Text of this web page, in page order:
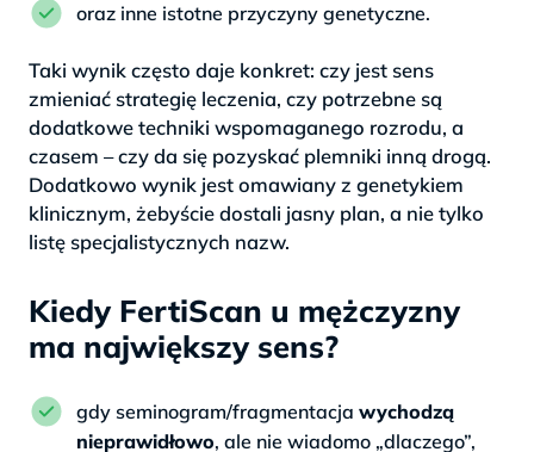
oraz inne istotne przyczyny genetyczne.
Taki wynik często daje konkret: czy jest sens
zmieniać strategię leczenia, czy potrzebne są
dodatkowe techniki wspomaganego rozrodu, a
czasem – czy da się pozyskać plemniki inną drogą.
Dodatkowo wynik jest omawiany z genetykiem
klinicznym, żebyście dostali jasny plan, a nie tylko
listę specjalistycznych nazw.
Kiedy FertiScan u mężczyzny
ma największy sens?
gdy seminogram/fragmentacja wychodzą
nieprawidłowo, ale nie wiadomo „dlaczego”,